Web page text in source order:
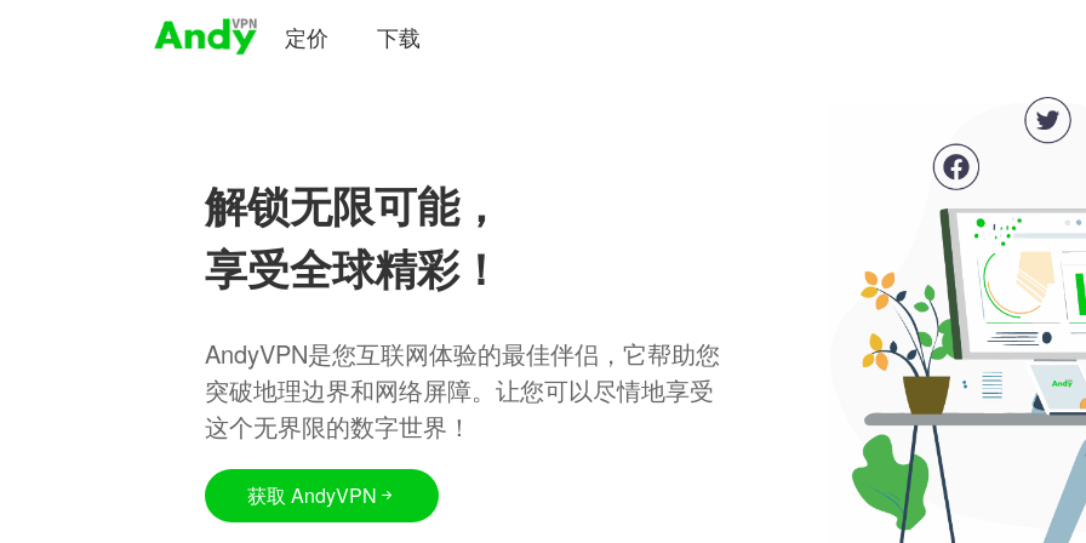
定价 下载
解锁无限可能，
享受全球精彩！
AndyVPN是您互联网体验的最佳伴侣，它帮助您
突破地理边界和网络屏障。让您可以尽情地享受
这个无界限的数字世界！
获取 AndyVPN